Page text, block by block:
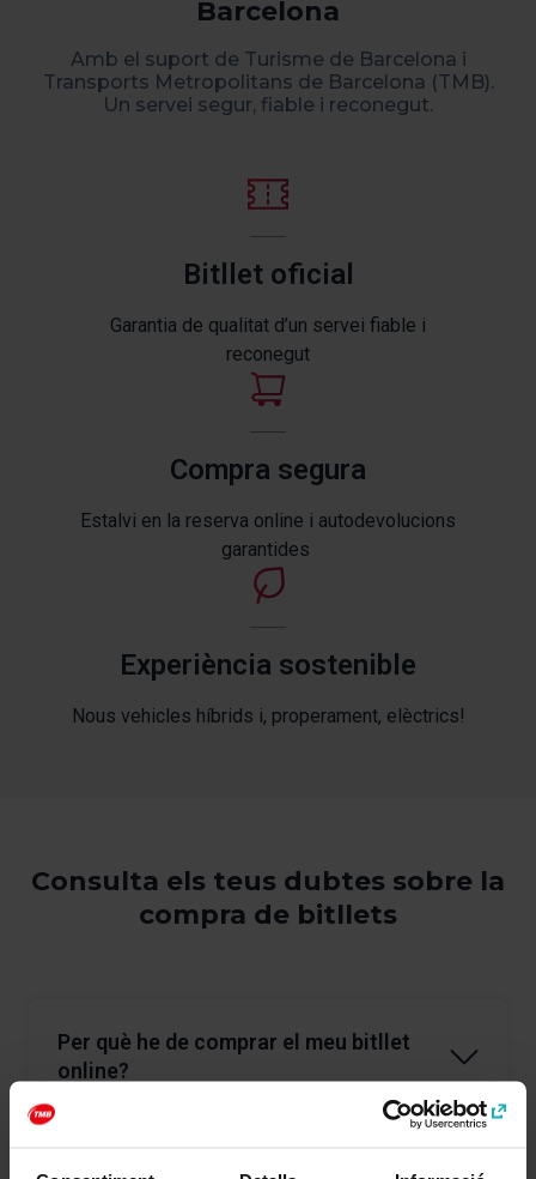
Barcelona
Amb el suport de Turisme de Barcelona i
Transports Metropolitans de Barcelona (TMB).
Un servei segur, fiable i reconegut.
Bitllet oficial
Garantia de qualitat d’un servei fiable i
reconegut
Compra segura
Estalvi en la reserva online i autodevolucions
garantides
Experiència sostenible
Nous vehicles híbrids i, properament, elèctrics!
Consulta els teus dubtes sobre la
compra de bitllets
Per què he de comprar el meu bitllet
online?
Si accedeixes a la nostra plataforma onlineHola
obtindràs un 10% de descompte en la
On més puc adquirir els bitllets del